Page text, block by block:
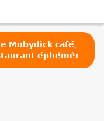
𝗠𝗼𝗯𝘆𝗱𝗶𝗰𝗸 𝗰𝗮𝗳𝗲́,
𝗲́𝗽𝗵𝗲́𝗺𝗲̀𝗿𝗲
Centre de Création